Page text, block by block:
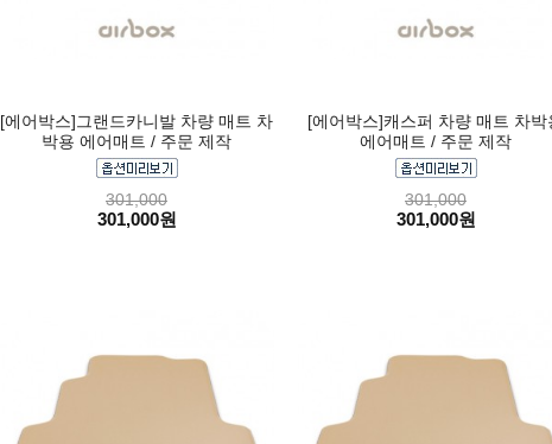
[에어박스]그랜드카니발 차량 매트 차
박용 에어매트 / 주문 제작
301,000
301,000원
[에어박스]캐스퍼 차량 매트 차박
에어매트 / 주문 제작
301,000
301,000원